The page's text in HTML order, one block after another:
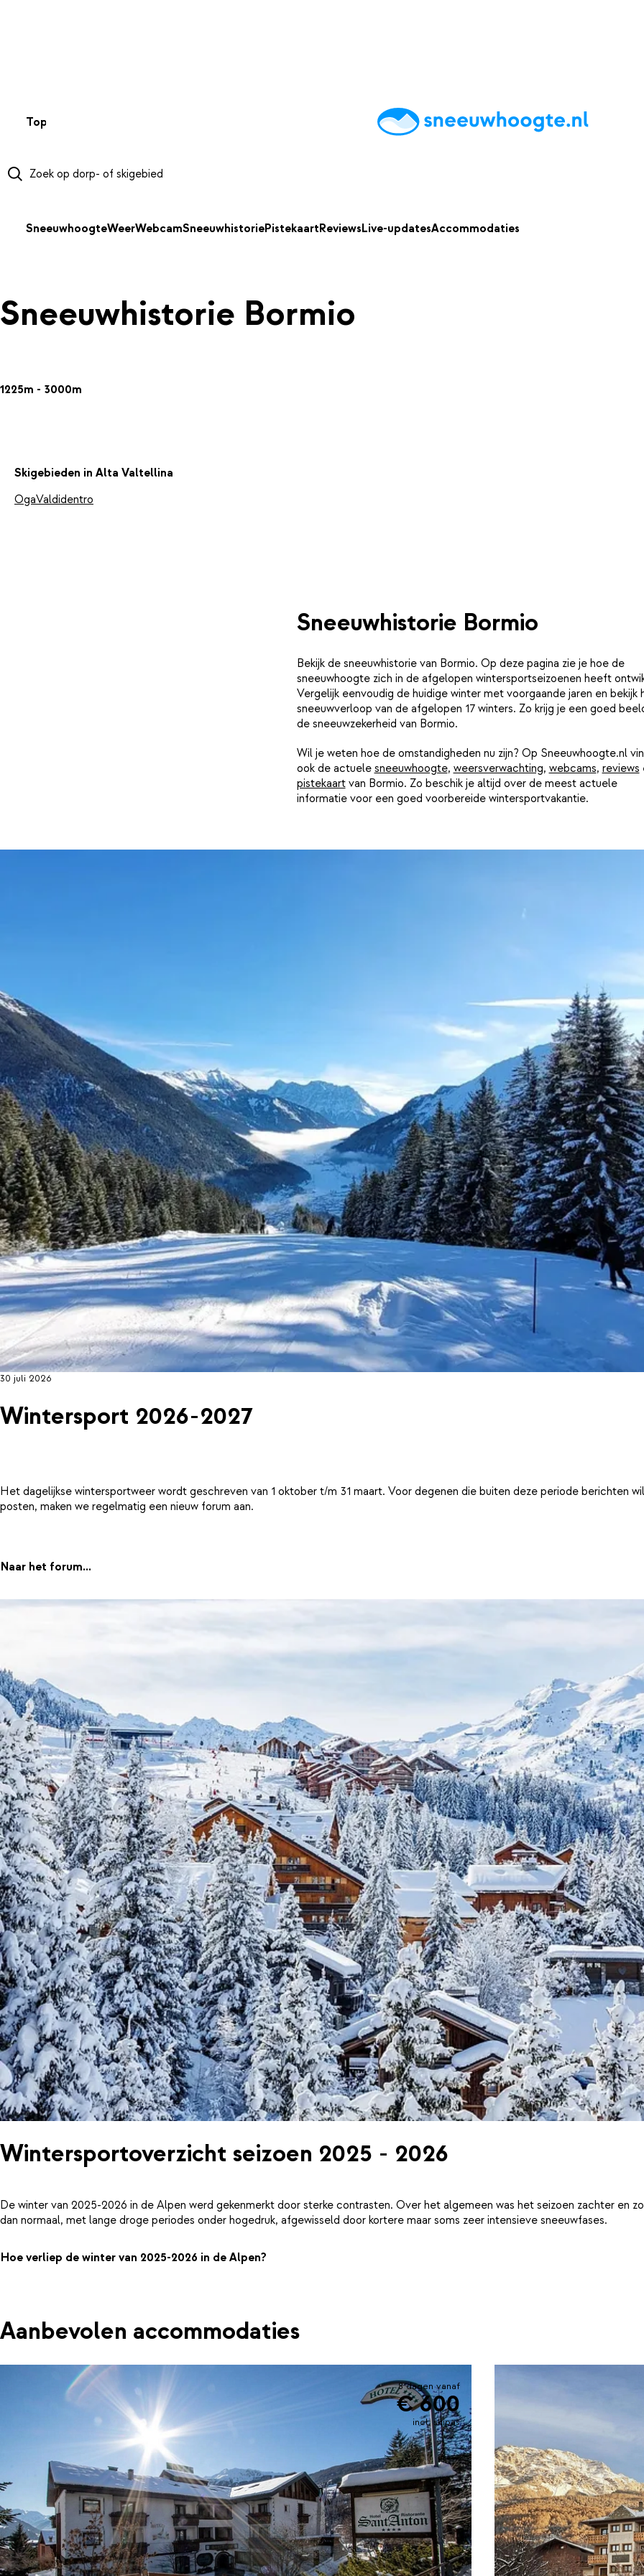
Top 50 AccommodatiesTipsReviewsLive updatesApp
SneeuwhoogteWeerWebcamSneeuwhistoriePistekaartReviewsLive-updatesAccommodaties
Sneeuwhistorie Bormio
1225m - 3000m
Skigebieden in Alta Valtellina
OgaValdidentro
Sneeuwhistorie Bormio
Bekijk de sneeuwhistorie van Bormio. Op deze pagina zie je hoe de
sneeuwhoogte zich in de afgelopen wintersportseizoenen heeft
Vergelijk eenvoudig de huidige winter met voorgaande jaren en bekijk
sneeuwverloop van de afgelopen 17 winters. Zo krijg je een goed
de sneeuwzekerheid van Bormio.
Wil je weten hoe de omstandigheden nu zijn? Op Sneeuwhoogte.nl
ook de actuele sneeuwhoogte, weersverwachting, webcams, reviews
pistekaartvan Bormio. Zo beschik je altijd over de meest actuele
informatie voor een goed voorbereide wintersportvakantie.
30 juli 2026
Wintersport 2026-2027
Het dagelijkse wintersportweer wordt geschreven van 1 oktober t/m 31 maart. Voor degenen die buiten deze periode berichten
posten, maken we regelmatig een nieuw forum aan.
Naar het forum...
Wintersportoverzicht seizoen 2025 - 2026
De winter van 2025-2026 in de Alpen werd gekenmerkt door sterke contrasten. Over het algemeen was het seizoen zachter en
dan normaal, met lange droge periodes onder hogedruk, afgewisseld door kortere maar soms zeer intensieve sneeuwfases.
Hoe verliep de winter van 2025-2026 in de Alpen?
Aanbevolen accommodaties
8 dagen vanaf
€ 600
incl. skipas